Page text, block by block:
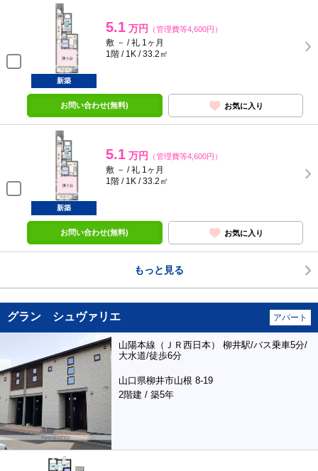
5.1 万円 （管理費等4,600円）
敷 － / 礼 1ヶ月
1階 / 1K / 33.2㎡
新築
お問い合わせ(無料) お気に入り
5.1 万円 （管理費等4,600円）
敷 － / 礼 1ヶ月
1階 / 1K / 33.2㎡
新築
お問い合わせ(無料) お気に入り
もっと見る
グラン シュヴァリエ アパート
山陽本線（ＪＲ西日本） 柳井駅/バス乗車5分/
大水道/徒歩6分
山口県柳井市山根 8-19
2階建 / 築5年